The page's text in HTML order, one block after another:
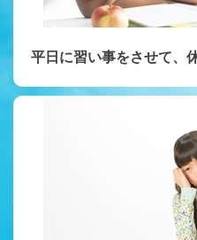
平日に習い事をさせて、